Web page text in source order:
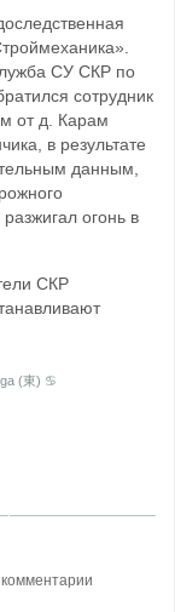
СУ СКР по
сотрудник
от д. Карам
в результате
данным,
огонь в
СКР
(東) ♋